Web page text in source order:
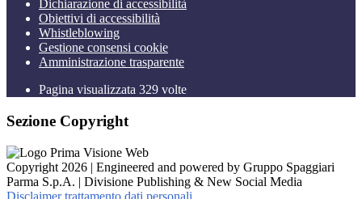
Dichiarazione di accessibilità
Obiettivi di accessibilità
Whistleblowing
Gestione consensi cookie
Amministrazione trasparente
Pagina visualizzata 329 volte
Sezione Copyright
Copyright 2026 | Engineered and powered by Gruppo Spaggiari
Parma S.p.A. | Divisione Publishing & New Social Media
Disclaimer trattamento dati personali